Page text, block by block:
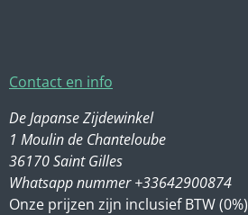
Contact en info
De Japanse Zijdewinkel
1 Moulin de Chanteloube
36170 Saint Gilles
Whatsapp nummer +33642900874
Onze prijzen zijn inclusief BTW (0%)